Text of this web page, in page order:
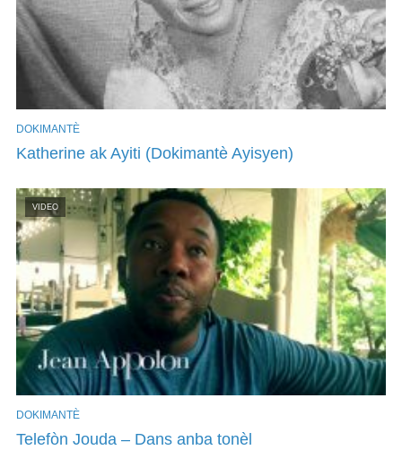
KONEKTE
DOKIMANTÈ
Katherine ak Ayiti (Dokimantè Ayisyen)
VIDEO
DOKIMANTÈ
Telefòn Jouda – Dans anba tonèl